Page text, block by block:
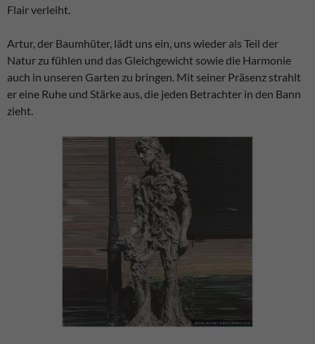
Flair verleiht.
Artur, der Baumhüter, lädt uns ein, uns wieder als Teil der
Natur zu fühlen und das Gleichgewicht sowie die Harmonie
auch in unseren Garten zu bringen. Mit seiner Präsenz strahlt
er eine Ruhe und Stärke aus, die jeden Betrachter in den Bann
zieht.